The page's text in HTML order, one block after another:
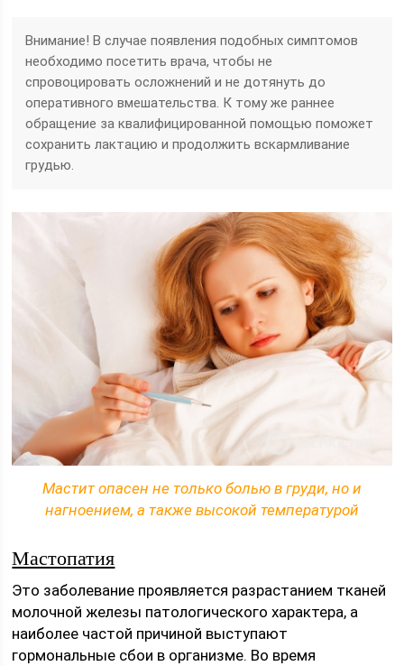
Внимание! В случае появления подобных симптомов
необходимо посетить врача, чтобы не
спровоцировать осложнений и не дотянуть до
оперативного вмешательства. К тому же раннее
обращение за квалифицированной помощью поможет
сохранить лактацию и продолжить вскармливание
грудью.
Мастит опасен не только болью в груди, но и
нагноением, а также высокой температурой
Мастопатия
Это заболевание проявляется разрастанием тканей
молочной железы патологического характера, а
наиболее частой причиной выступают
гормональные сбои в организме. Во время